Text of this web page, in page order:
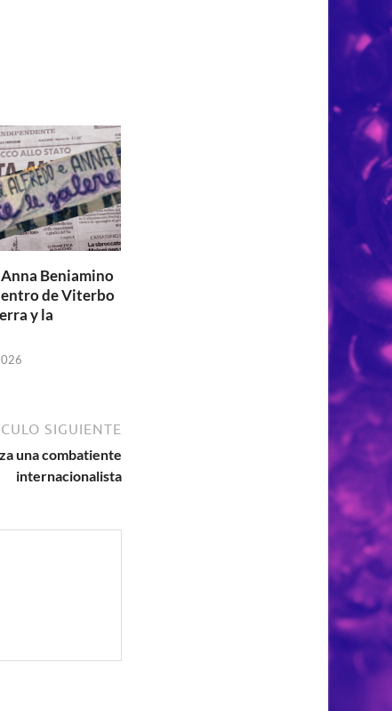
Beniamino
de Viterbo
y la
SIGUIENTE
una combatiente
internacionalista